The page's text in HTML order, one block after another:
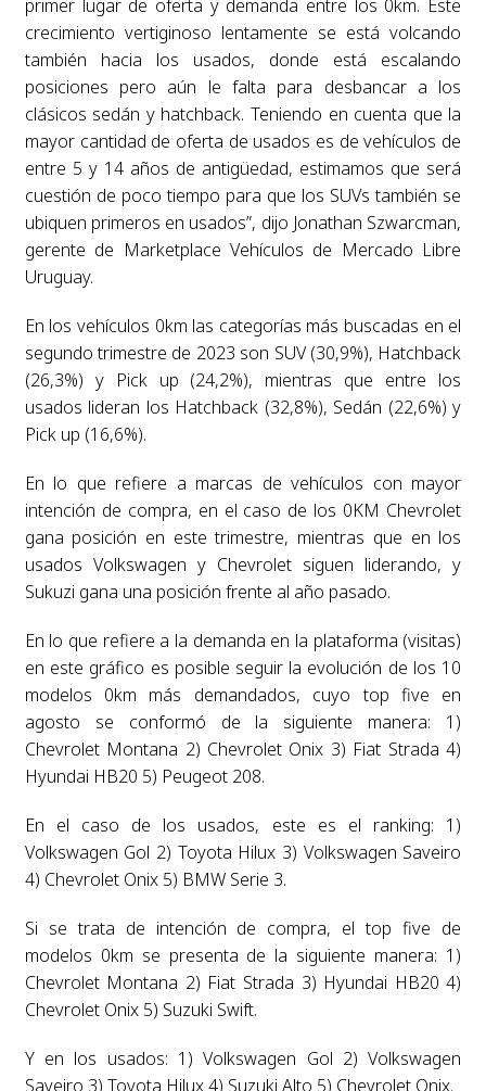
primer lugar de oferta y demanda entre los 0km. Este
crecimiento vertiginoso lentamente se está volcando
también hacia los usados, donde está escalando
posiciones pero aún le falta para desbancar a los
clásicos sedán y hatchback. Teniendo en cuenta que la
mayor cantidad de oferta de usados es de vehículos de
entre 5 y 14 años de antigüedad, estimamos que será
cuestión de poco tiempo para que los SUVs también se
ubiquen primeros en usados”, dijo Jonathan Szwarcman,
gerente de Marketplace Vehículos de Mercado Libre
Uruguay.
En los vehículos 0km las categorías más buscadas en el
segundo trimestre de 2023 son SUV (30,9%), Hatchback
(26,3%) y Pick up (24,2%), mientras que entre los
usados lideran los Hatchback (32,8%), Sedán (22,6%) y
Pick up (16,6%).
En lo que refiere a marcas de vehículos con mayor
intención de compra, en el caso de los 0KM Chevrolet
gana posición en este trimestre, mientras que en los
usados Volkswagen y Chevrolet siguen liderando, y
Sukuzi gana una posición frente al año pasado.
En lo que refiere a la demanda en la plataforma (visitas)
en este gráfico es posible seguir la evolución de los 10
modelos 0km más demandados, cuyo top five en
agosto se conformó de la siguiente manera: 1)
Chevrolet Montana 2) Chevrolet Onix 3) Fiat Strada 4)
Hyundai HB20 5) Peugeot 208.
En el caso de los usados, este es el ranking: 1)
Volkswagen Gol 2) Toyota Hilux 3) Volkswagen Saveiro
4) Chevrolet Onix 5) BMW Serie 3.
Si se trata de intención de compra, el top five de
modelos 0km se presenta de la siguiente manera: 1)
Chevrolet Montana 2) Fiat Strada 3) Hyundai HB20 4)
Chevrolet Onix 5) Suzuki Swift.
Y en los usados: 1) Volkswagen Gol 2) Volkswagen
Saveiro 3) Toyota Hilux 4) Suzuki Alto 5) Chevrolet Onix.